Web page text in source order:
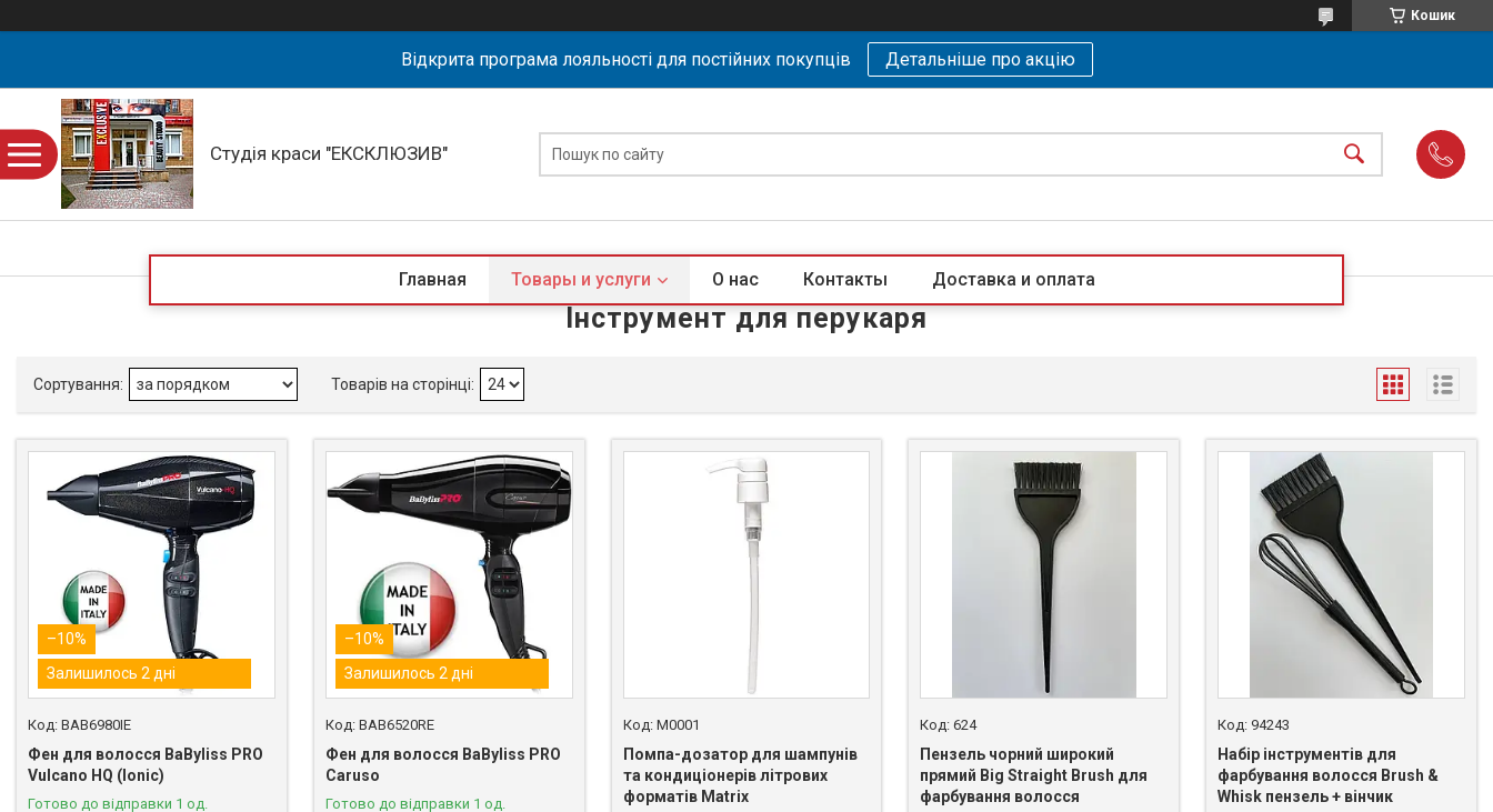
Кошик
Відкрита програма лояльності для постійних покупців Детальніше про акцію
Студія краси "ЕКСКЛЮЗИВ"
Главная Товары и услуги О нас Контакты Доставка и оплата
Інструмент для перукаря
–10%
Залишилось 2 дні
BAB6980IE
Фен для волосся BaByliss PRO
Vulcano HQ (Ionic)
Готово до відправки 1 од.
–10%
Залишилось 2 дні
BAB6520RE
Фен для волосся BaByliss PRO
Caruso
Готово до відправки 1 од.
M0001
Помпа-дозатор для шампунів
та кондиціонерів літрових
форматів Matrix
624
Пензель чорний широкий
прямий Big Straight Brush для
фарбування волосся
94243
Набір інструментів для
фарбування волосся Brush &
Whisk пензель + вінчик
+380 (98) 065-80-67